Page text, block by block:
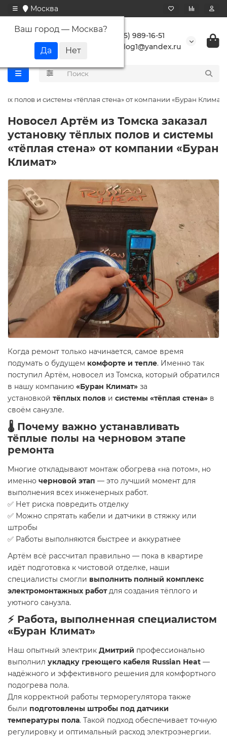
Москва
Ваш город — Москва?
+7 (495) 989-16-51
buranlog1@yandex.ru
полов и системы «тёплая стена» от компании «Буран Климат»
Новосел Артём из Томска заказал
установку тёплых полов и системы
«тёплая стена» от компании «Буран
Климат»
Когда ремонт только начинается, самое время
подумать о будущем комфорте и тепле. Именно так
поступил Артём, новосел из Томска, который обратился
в нашу компанию «Буран Климат» за
установкой тёплых полов и системы «тёплая стена» в
своём санузле.
🌡 Почему важно устанавливать
тёплые полы на черновом этапе
ремонта
Многие откладывают монтаж обогрева «на потом», но
именно черновой этап — это лучший момент для
выполнения всех инженерных работ.
✅ Нет риска повредить отделку
✅ Можно спрятать кабели и датчики в стяжку или
штробы
✅ Работы выполняются быстрее и аккуратнее
Артём всё рассчитал правильно — пока в квартире
идёт подготовка к чистовой отделке, наши
специалисты смогли выполнить полный комплекс
электромонтажных работдля создания тёплого и
уютного санузла.
⚡ Работа, выполненная специалистом
«Буран Климат»
Наш опытный электрик Дмитрий профессионально
выполнил укладку греющего кабеля Russian Heat —
надёжного и эффективного решения для комфортного
подогрева пола.
Для корректной работы терморегулятора также
были подготовлены штробы под датчики
температуры пола. Такой подход обеспечивает точную
регулировку и оптимальный расход электроэнергии.